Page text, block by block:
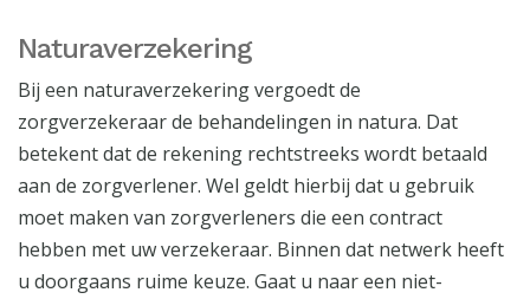
Naturaverzekering
Bij een naturaverzekering vergoedt de
zorgverzekeraar de behandelingen in natura. Dat
betekent dat de rekening rechtstreeks wordt betaald
aan de zorgverlener. Wel geldt hierbij dat u gebruik
moet maken van zorgverleners die een contract
hebben met uw verzekeraar. Binnen dat netwerk heeft
u doorgaans ruime keuze. Gaat u naar een niet-